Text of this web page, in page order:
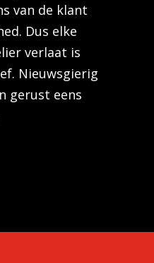
van de klant
Dus elke
verlaat is
Nieuwsgierig
gerust eens